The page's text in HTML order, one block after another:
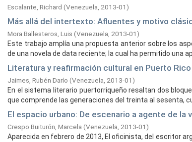
Escalante, Richard (Venezuela, 2013-01)
Más allá del intertexto: Afluentes y motivo
Mora Ballesteros, Luis (Venezuela, 2013-01)
Este trabajo amplía una propuesta anterior sobre los
de una novela de data reciente; la cual ha permitido una
Literatura y reafirmación cultural en Puerto Rico
Jaimes, Rubén Darío (Venezuela, 2013-01)
En el sistema literario puertorriqueño resaltan dos
que comprende las generaciones del treinta al sesenta,
El espacio urbano: De escenario a agente de
Crespo Buiturón, Marcela (Venezuela, 2013-01)
Aparecida en febrero de 2013, El oficinista, del escritor